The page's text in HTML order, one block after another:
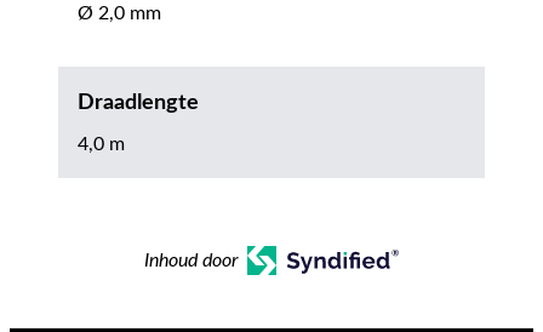
Ø 2,0 mm
Draadlengte
4,0 m
Inhoud door